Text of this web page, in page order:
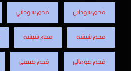
فحم سودانى
فحم سوداني
فحم شيشة
فحم شيشه
فحم صومالي
فحم طبيعي